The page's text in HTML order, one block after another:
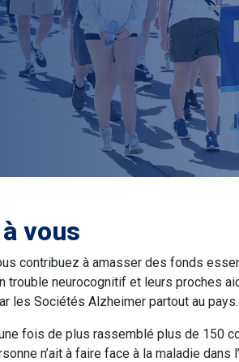
vous
contribuez à amasser des fonds
trouble neurocognitif et leurs proches
les Sociétés Alzheimer partout au pays.
fois de plus rassemblé plus de 150
n’ait à faire face à la maladie dans